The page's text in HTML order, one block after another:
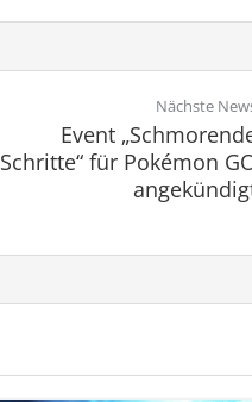
Nächste
Event
Schritte“ für Pokémon